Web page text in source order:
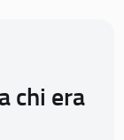
chi era